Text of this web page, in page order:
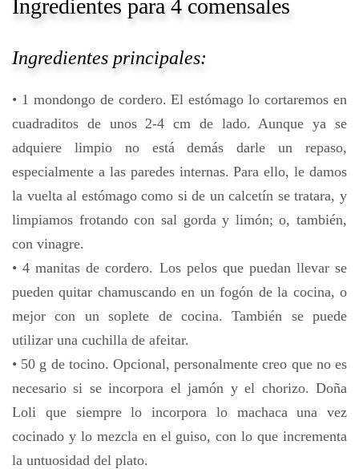
Ingredientes para 4 comensales
Ingredientes principales:
• 1 mondongo de cordero. El estómago lo cortaremos en
cuadraditos de unos 2-4 cm de lado. Aunque ya se
adquiere limpio no está demás darle un repaso,
especialmente a las paredes internas. Para ello, le damos
la vuelta al estómago como si de un calcetín se tratara, y
limpiamos frotando con sal gorda y limón; o, también,
con vinagre.
• 4 manitas de cordero. Los pelos que puedan llevar se
pueden quitar chamuscando en un fogón de la cocina, o
mejor con un soplete de cocina. También se puede
utilizar una cuchilla de afeitar.
• 50 g de tocino. Opcional, personalmente creo que no es
necesario si se incorpora el jamón y el chorizo. Doña
Loli que siempre lo incorpora lo machaca una vez
cocinado y lo mezcla en el guiso, con lo que incrementa
la untuosidad del plato.